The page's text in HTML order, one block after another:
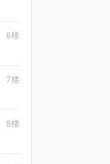
6楼
7楼
8楼